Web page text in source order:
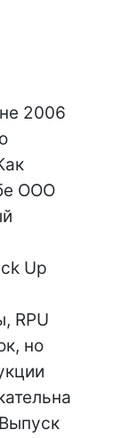
2006
ООО
Up
RPU
но